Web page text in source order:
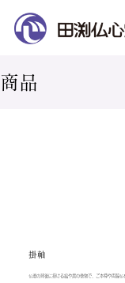
​商品
掛軸
仏壇の背後に掛ける絵や書の巻物で、ご本尊や両脇仏